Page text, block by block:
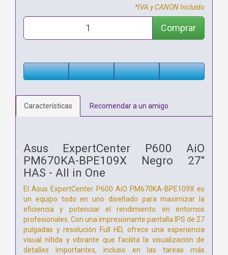
*IVA y CANON Incluido
Comprar
Características Recomendar a un amigo
Asus ExpertCenter P600 AiO
PM670KA-BPE109X Negro 27"
HAS - All in One
El Asus ExpertCenter P600 AiO PM670KA-BPE109X es
un equipo todo en uno diseñado para maximizar la
eficiencia y potenciar el rendimiento en entornos
profesionales. Con una impresionante pantalla IPS de 27
pulgadas y resolución Full HD, ofrece una experiencia
visual nítida y vibrante que facilita la visualización de
detalles importantes, incluso en las tareas más